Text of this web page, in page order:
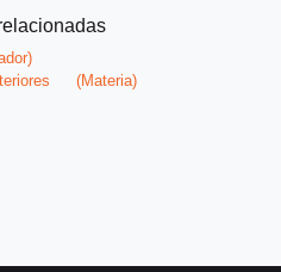
(Materia)